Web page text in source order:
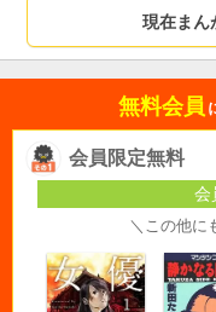
現在まん
無料会員
会員限定無料
会
＼この他に